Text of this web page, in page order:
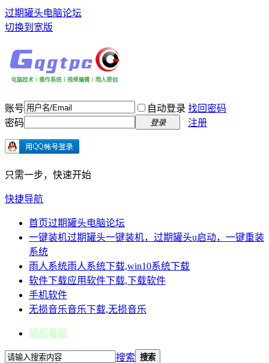
过期罐头电脑论坛
切换到宽版
账号 自动登录 找回密码
密码
登录 注册
只需一步，快速开始
快捷导航
首页过期罐头电脑论坛
一键装机过期罐头一键装机，过期罐头u启动，一键重装
系统
雨人系统雨人系统下载,win10系统下载
软件下载应用软件下载,下载软件
手机软件
无损音乐音乐下载,无损音乐
随机看贴
搜索 搜索